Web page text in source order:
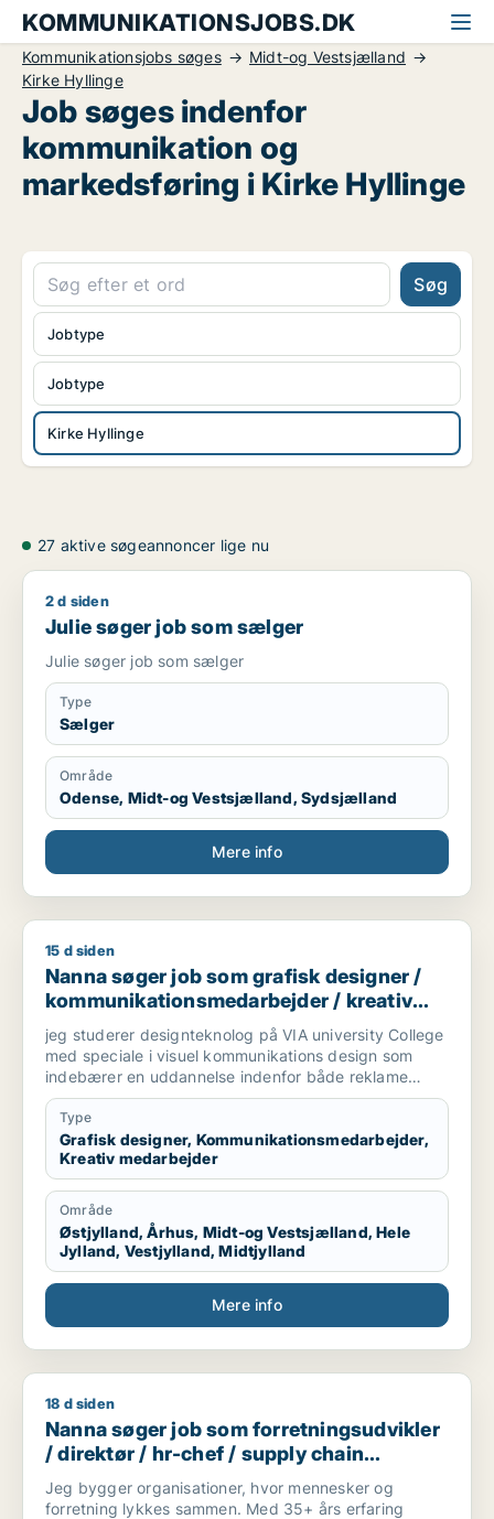
KOMMUNIKATIONSJOBS.DK
Kommunikationsjobs søges
Midt-og Vestsjælland
Kirke Hyllinge
Job søges indenfor
kommunikation og
markedsføring i Kirke Hyllinge
Søg
Jobtype
Kirke Hyllinge
Jobtype
27 aktive søgeannoncer lige nu
Julie søger job som sælger
2 d siden
Julie søger job som sælger
Julie søger job som sælger
Type
Sælger
Område
Odense, Midt-og Vestsjælland, Sydsjælland
Mere info
Nanna søger job som grafisk designer /
15 d siden
Nanna søger job som grafisk designer /
kommunikationsmedarbejder / kreativ
medarbejder
jeg studerer designteknolog på VIA university College
med speciale i visuel kommunikations design som
indebærer en uddannelse indenfor både reklame
branchen og grafisk design. Vi arbejder med
magasiner, kampagner, plakater, styling til billeder,
mode og livsstil, trends og markedsføring. jeg søger
praktikplads indefor grafisk design, kampagner,
reklamer, SoMe, magasiner, reklame bureau, mode
brands, livsstil brands, stylist og generelt alt der har
med visuel kommunikation at gøre.
Type
Grafisk designer, Kommunikationsmedarbejder,
Kreativ medarbejder
Område
Østjylland, Århus, Midt-og Vestsjælland, Hele
Jylland, Vestjylland, Midtjylland
Mere info
Nanna søger job som forretningsudvikler / direktør / hr-
18 d siden
Nanna søger job som forretningsudvikler
/ direktør / hr-chef / supply chain
management / kundeservicemedarbejder
Jeg bygger organisationer, hvor mennesker og
forretning lykkes sammen. Med 35+ års erfaring